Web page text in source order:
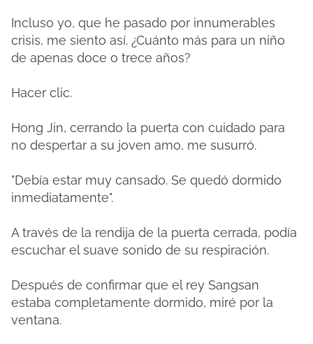
Incluso yo, que he pasado por innumerables
crisis, me siento así. ¿Cuánto más para un niño
de apenas doce o trece años?
Hacer clic.
Hong Jin, cerrando la puerta con cuidado para
no despertar a su joven amo, me susurró.
"Debía estar muy cansado. Se quedó dormido
inmediatamente".
A través de la rendija de la puerta cerrada, podía
escuchar el suave sonido de su respiración.
Después de confirmar que el rey Sangsan
estaba completamente dormido, miré por la
ventana.